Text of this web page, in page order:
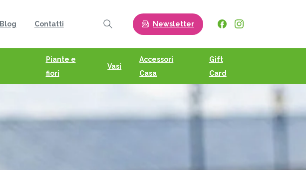
Blog Contatti
Search
Newsletter
Piante e
fiori
Vasi
Accessori
Casa
Gift
Card